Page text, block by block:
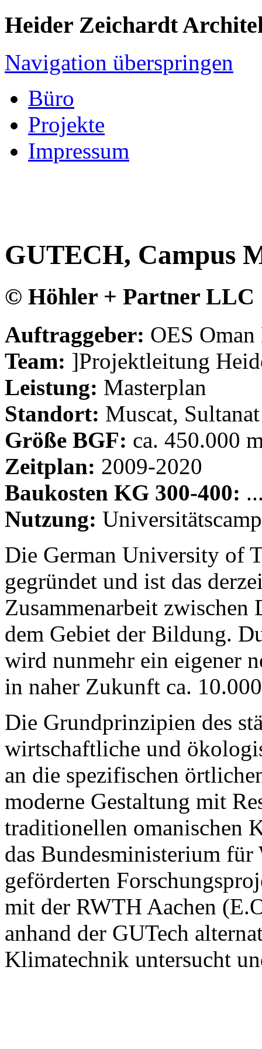
Heider Zeichardt
Navigation überspringen
Büro
Projekte
Impressum
GUTECH, Campus
© Höhler + Partner LLC
Auftraggeber: OES
Team: ]Projektleitung
Leistung: Masterplan
Standort: Muscat,
Größe BGF: ca. 450.000
Zeitplan: 2009-2020
Baukosten KG 300-400:
Nutzung:
Die German University of
gegründet und ist das
Zusammenarbeit zwischen
dem Gebiet der Bildung.
wird nunmehr ein eigener
in naher Zukunft ca.
Die Grundprinzipien des
wirtschaftliche und
an die spezifischen
moderne Gestaltung mit
traditionellen omanischen
das Bundesministerium
geförderten
mit der RWTH Aachen
anhand der GUTech
Klimatechnik untersucht